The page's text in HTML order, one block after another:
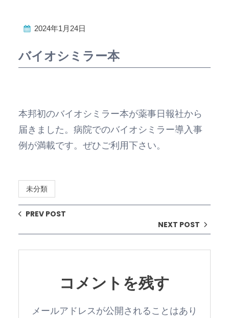
2024年1月24日
バイオシミラー本
本邦初のバイオシミラー本が薬事日報社から
届きました。病院でのバイオシミラー導入事
例が満載です。ぜひご利用下さい。
未分類
PREV POST
NEXT POST
コメントを残す
メールアドレスが公開されることはあり